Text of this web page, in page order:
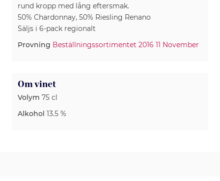
rund kropp med lång eftersmak.
50% Chardonnay, 50% Riesling Renano
Säljs i 6-pack regionalt
Provning Beställningssortimentet 2016 11 November
Om vinet
Volym 75 cl
Alkohol 13.5 %